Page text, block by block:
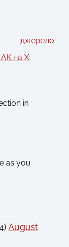
джерело
на X:
in
as you
August